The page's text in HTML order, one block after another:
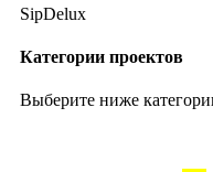
SipDelux
Категории проектов
Выберите ниже